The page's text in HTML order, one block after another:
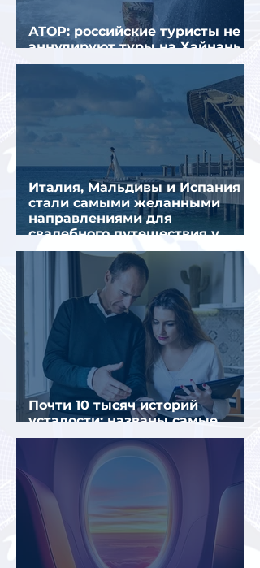
АТОР: российские туристы не
аннулируют туры на Хайнань
из-за тайфуна «Дельфин»
Италия, Мальдивы и Испания
стали самыми желанными
направлениями для
свадебного путешествия у
россиян
Почти 10 тысяч историй
усталости: названы самые
уставшие россияне